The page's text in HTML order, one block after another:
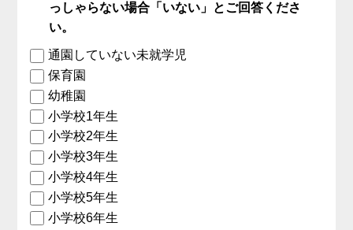
っしゃらない場合「いない」とご回答くださ
い。
通園していない未就学児
保育園
幼稚園
小学校1年生
小学校2年生
小学校3年生
小学校4年生
小学校5年生
小学校6年生